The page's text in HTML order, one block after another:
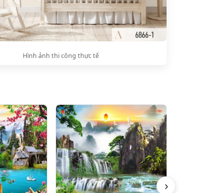
Hình ảnh thi công thực tế
›